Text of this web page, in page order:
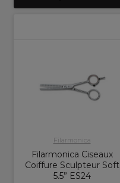
Filarmonica
Filarmonica Ciseaux
Coiffure Sculpteur Soft
5.5” ES24